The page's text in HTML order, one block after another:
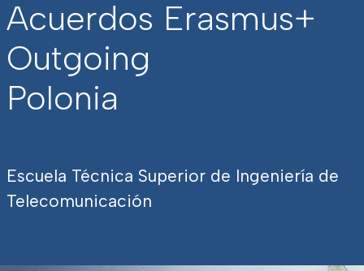
Acuerdos Erasmus+
Outgoing
Polonia
Escuela Técnica Superior de Ingeniería de
Telecomunicación